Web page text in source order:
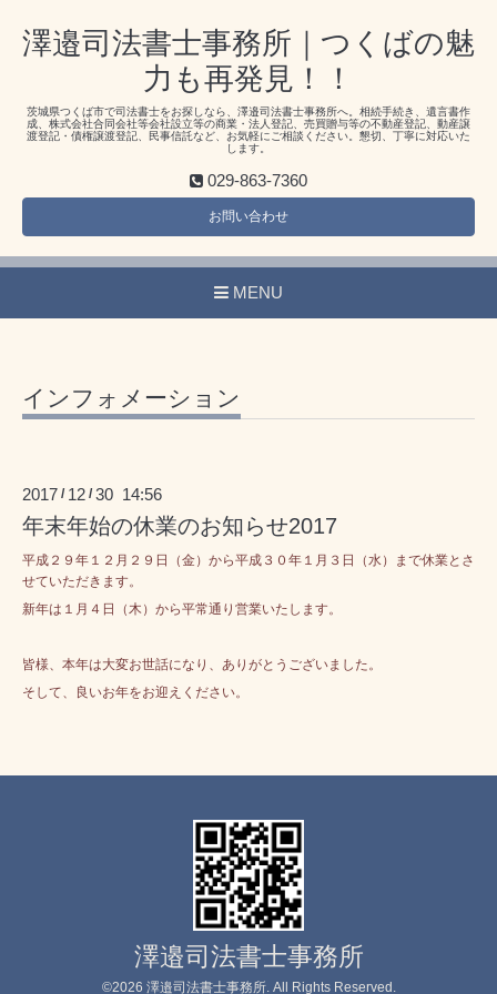
澤邉司法書士事務所｜つくばの魅
力も再発見！！
茨城県つくば市で司法書士をお探しなら、澤邉司法書士事務所へ。相続手続き、遺言書作
成、株式会社合同会社等会社設立等の商業・法人登記、売買贈与等の不動産登記、動産譲
渡登記・債権譲渡登記、民事信託など、お気軽にご相談ください。懇切、丁寧に対応いた
します。
029-863-7360
お問い合わせ
MENU
インフォメーション
2017 / 12 /30 14:56
年末年始の休業のお知らせ2017
平成２９年１２月２９日（金）から平成３０年１月３日（水）まで休業とさ
せていただきます。
新年は１月４日（木）から平常通り営業いたします。
皆様、本年は大変お世話になり、ありがとうございました。
そして、良いお年をお迎えください。
澤邉司法書士事務所
©2026 澤邉司法書士事務所. All Rights Reserved.